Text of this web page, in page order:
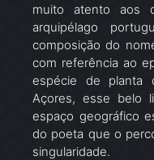
muito atento aos
arquipélago
composição do
com referência ao
espécie de planta
Açores, esse belo
espaço geográfico
do poeta que o
singularidade.